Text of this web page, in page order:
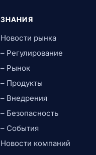
ЗНАНИЯ
Новости рынка
– Регулирование
– Рынок
– Продукты
– Внедрения
– Безопасность
– События
Новости компаний